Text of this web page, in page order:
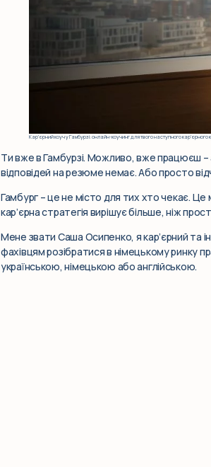
Кар’єрний коуч у Гамбурзі: онлайн-коучинг для твого наступного кар’єрного
Ти вже в Гамбурзі. Можливо, вже працюєш –
відповідей на резюме немає. Або просто
Гамбург – це не місто для тих хто чекає. Це
кар’єрна стратегія вирішує більше, ніж
Мене звати Саша Осипенко, я кар’єрний та
фахівцям розібратися в німецькому ринку
українською, німецькою або англійською.